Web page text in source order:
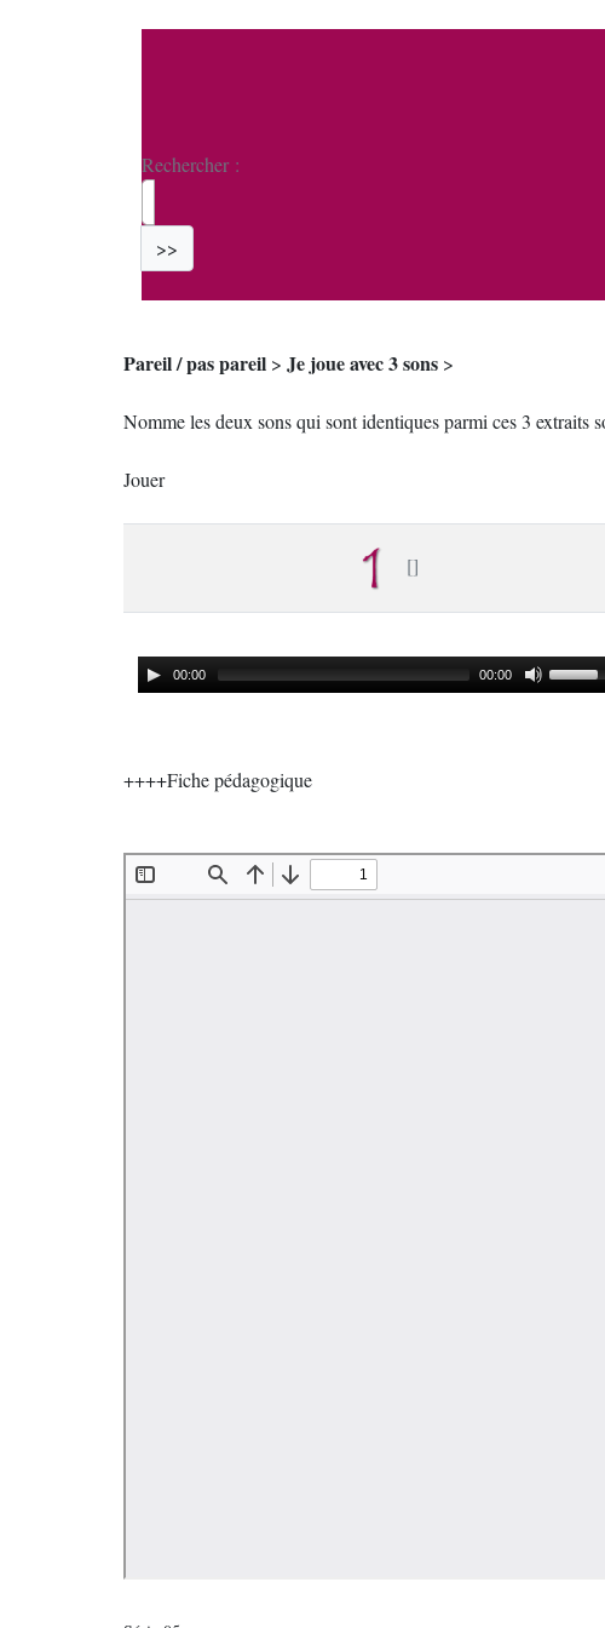
Rechercher :
>>
Pareil / pas pareil > Je joue avec 3 sons >
Nomme les deux sons qui sont identiques parmi ces 3 extraits
Jouer
00:00 00:00
++++Fiche pédagogique